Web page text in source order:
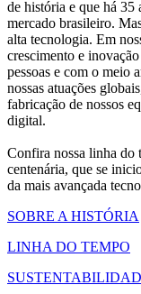
de história e que há 35
mercado brasileiro.
alta tecnologia. Em
crescimento e
pessoas e com o meio
nossas atuações
fabricação de nossos
digital.
Confira nossa linha do
centenária, que se
da mais avançada
SOBRE A HISTÓRIA
LINHA DO TEMPO